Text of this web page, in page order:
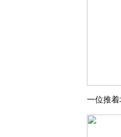
一位推着